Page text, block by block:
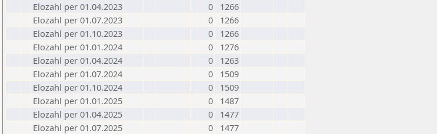
Elozahl per 01.04.2023
0
1266
Elozahl per 01.07.2023
0
1266
Elozahl per 01.10.2023
0
1266
Elozahl per 01.01.2024
0
1276
Elozahl per 01.04.2024
0
1263
Elozahl per 01.07.2024
0
1509
Elozahl per 01.10.2024
0
1509
Elozahl per 01.01.2025
0
1487
Elozahl per 01.04.2025
0
1477
Elozahl per 01.07.2025
0
1477